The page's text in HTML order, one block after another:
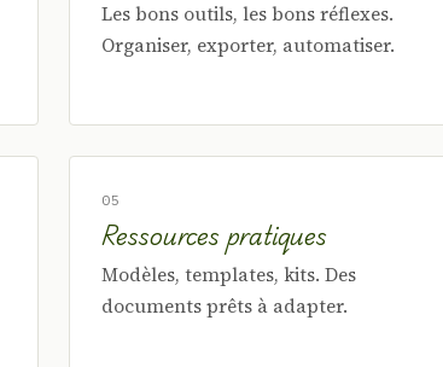
Les bons outils, les bons réflexes.
Organiser, exporter, automatiser.
05
Ressources pratiques
Modèles, templates, kits. Des
documents prêts à adapter.